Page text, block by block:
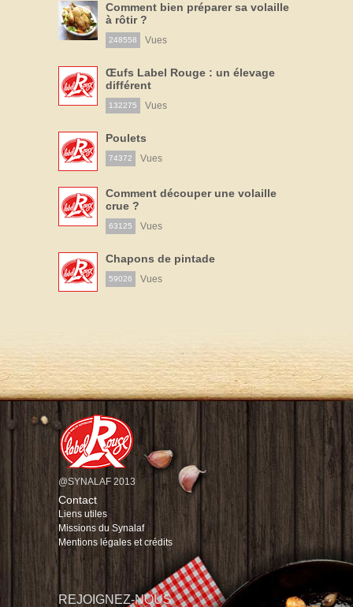
Comment bien préparer sa volaille
à rôtir ?
248558 Vues
Œufs Label Rouge : un élevage
différent
132275 Vues
Poulets
74372 Vues
Comment découper une volaille
crue ?
63125 Vues
Chapons de pintade
59026 Vues
@SYNALAF 2013
Contact
Liens utiles
Missions du Synalaf
Mentions légales et crédits
REJOIGNEZ-NOUS